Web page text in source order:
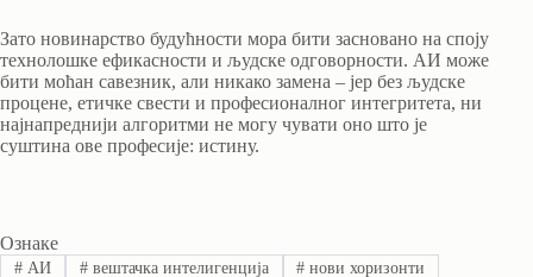
Зато новинарство будућности мора бити засновано на споју
технолошке ефикасности и људске одговорности. АИ може
бити моћан савезник, али никако замена – јер без људске
процене, етичке свести и професионалног интегритета, ни
најнапреднији алгоритми не могу чувати оно што је
суштина ове професије: истину.
Ознаке
#АИ #вештачка интелигенција # нови хоризонти